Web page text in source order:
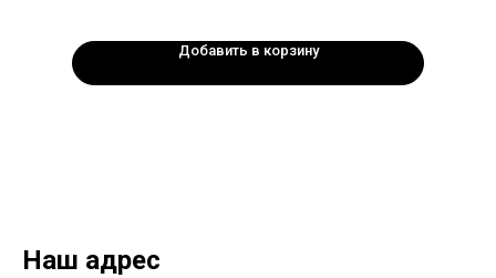
Добавить в корзину
Наш адрес